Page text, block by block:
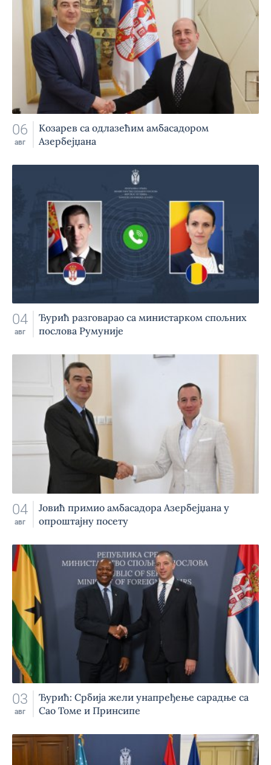
06
авг
Козарев са одлазећим амбасадором
Азербејџана
04
авг
Ђурић разговарао са министарком спољних
послова Румуније
04
авг
Jовић примио амбасадора Азербејџана у
опроштајну посету
03
авг
Ђурић: Србија жели унапређење сарадње са
Сао Томе и Принсипе